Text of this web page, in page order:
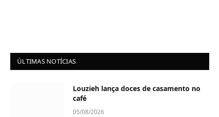
ÚLTIMAS NOTÍCIAS
Louzieh lança doces de casamento no
café
05/08/2026